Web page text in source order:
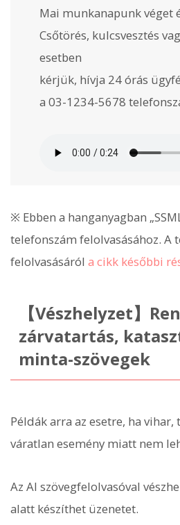
Mai munkanapunk véget
Csőtörés, kulcsvesztés
esetben
kérjük, hívja 24 órás
a 03-1234-5678
※ Ebben a hanganyagban
telefonszám felolvasásához. A
felolvasásáról a cikk későbbi
【Vészhelyzet】
zárvatartás,
minta-szövegek
Példák arra az esetre, ha vihar,
váratlan esemény miatt nem
Az AI szövegfelolvasóval
alatt készíthet üzenetet.